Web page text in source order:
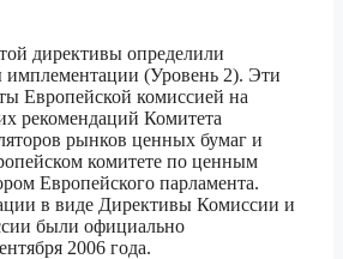
директивы определили
имплементации (Уровень 2). Эти
Европейской комиссией на
рекомендаций Комитета
рынков ценных бумаг и
комитете по ценным
Европейского парламента.
в виде Директивы Комиссии и
были официально
2006 года.